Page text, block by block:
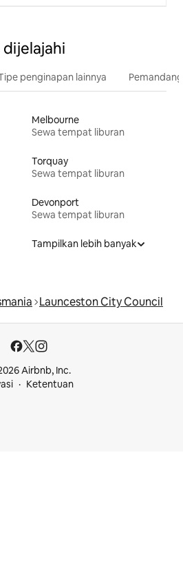
penginapan lainnya
Melbourne
Sewa tempat liburan
Torquay
Sewa tempat liburan
Devonport
Sewa tempat liburan
Tampilkan lebih banyak
Launceston City Council
Airbnb, Inc.
Ketentuan